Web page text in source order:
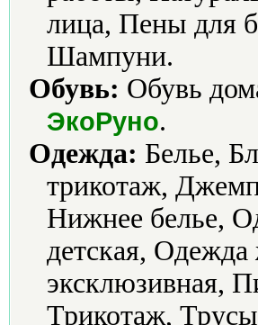
лица, Пены для
Шампуни.
Обувь: Обувь
ЭкоРуно.
Одежда: Белье,
трикотаж,
Нижнее белье,
детская,
эксклюзивная,
Трикотаж,